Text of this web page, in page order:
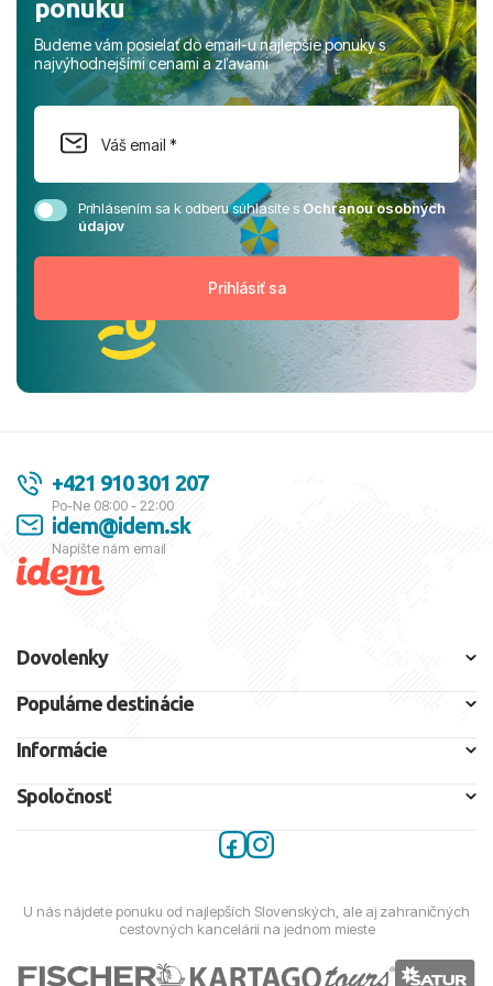
ponuku
Budeme vám posielať do email-u najlepšie ponuky s
najvýhodnejšími cenami a zľavami
Prihlásením sa k odberu súhlasíte sOchranou osobných
údajov
+421 910 301 207
Po-Ne 08:00 - 22:00
idem@idem.sk
Napíšte nám email
Dovolenky
Populárne destinácie
Informácie
Spoločnosť
U nás nájdete ponuku od najlepších Slovenských, ale aj zahraničných
cestovných kancelárií na jednom mieste